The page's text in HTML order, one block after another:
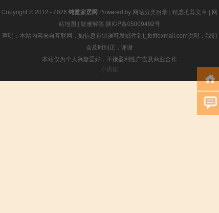
Copyright © 2012 - 2026 纯雅家居网 Powered by 网站分类目录 | 精选推荐文章 | 网
站地图 | 疑难解答 陕ICP备05009492号
声明：本站内容来自互联网，如信息有错误可发邮件到f_fb#foxmail.com说明，我们
会及时纠正，谢谢
本站仅为个人兴趣爱好，不接盈利性广告及商业合作
小男孩